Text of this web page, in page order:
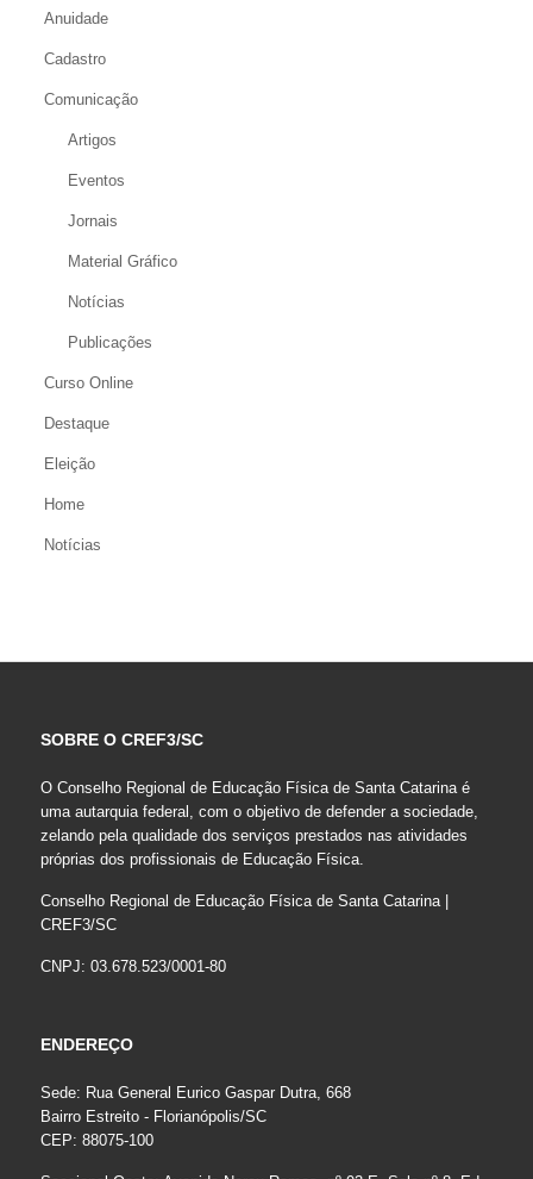
Anuidade
Cadastro
Comunicação
Artigos
Eventos
Jornais
Material Gráfico
Notícias
Publicações
Curso Online
Destaque
Eleição
Home
Notícias
SOBRE O CREF3/SC
O Conselho Regional de Educação Física de Santa Catarina é
uma autarquia federal, com o objetivo de defender a sociedade,
zelando pela qualidade dos serviços prestados nas atividades
próprias dos profissionais de Educação Física.
Conselho Regional de Educação Física de Santa Catarina |
CREF3/SC
CNPJ: 03.678.523/0001-80
ENDEREÇO
Sede: Rua General Eurico Gaspar Dutra, 668
Bairro Estreito - Florianópolis/SC
CEP: 88075-100